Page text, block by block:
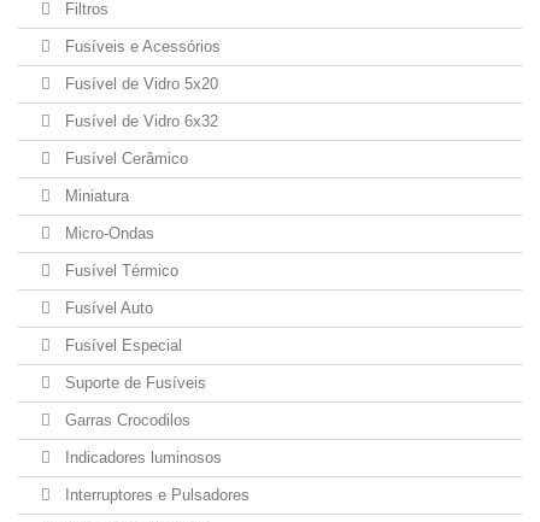
Filtros
Fusíveis e Acessórios
Fusível de Vidro 5x20
Fusível de Vidro 6x32
Fusível Cerâmico
Miniatura
Micro-Ondas
Fusível Térmico
Fusível Auto
Fusível Especial
Suporte de Fusíveis
Garras Crocodilos
Indicadores luminosos
Interruptores e Pulsadores